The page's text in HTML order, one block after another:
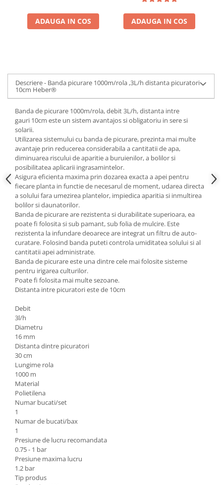
ADAUGA IN COS ADAUGA IN COS
Descriere - Banda picurare 1000m/rola ,3L/h distanta picuratori
10cm Heber®
Banda de picurare 1000m/rola, debit 3L/h, distanta intre
gauri 10cm este un sistem avantajos si obligatoriu in sere si
solarii.
Utilizarea sistemului cu banda de picurare, prezinta mai multe
avantaje prin reducerea considerabila a cantitatii de apa,
diminuarea riscului de aparitie a buruienilor, a bolilor si
posibilitatea aplicarii ingrasamintelor.
Asigura eficienta maxima prin dozarea exacta a apei pentru
fiecare planta in functie de necesarul de moment, udarea directa
a solului fara umezirea plantelor, impiedica aparitia si inmultirea
bolilor si daunatorilor.
Banda de picurare are rezistenta si durabilitate superioara, ea
poate fi folosita si sub pamant, sub folia de mulcire. Este
rezistenta la infundare deoarece are integrat un filtru de auto-
curatare. Folosind banda puteti controla umiditatea solului si al
cantitatii apei administrate.
Banda de picurare este una dintre cele mai folosite sisteme
pentru irigarea culturilor.
Poate fi folosita mai multe sezoane.
Distanta intre picuratori este de 10cm
Debit
3l/h
Diametru
16 mm
Distanta dintre picuratori
30 cm
Lungime rola
1000 m
Material
Polietilena
Numar bucati/set
1
Numar de bucati/bax
1
Presiune de lucru recomandata
0.75 - 1 bar
Presiune maxima lucru
1.2 bar
Tip produs